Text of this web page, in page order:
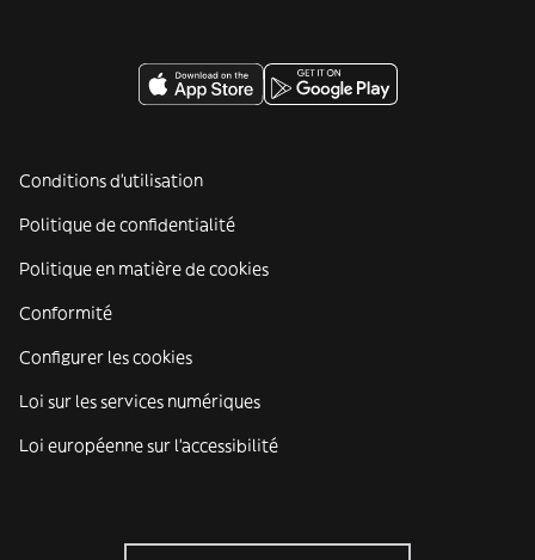
Conditions d'utilisation
Politique de confidentialité
Politique en matière de cookies
Conformité
Configurer les cookies
Loi sur les services numériques
Loi européenne sur l’accessibilité